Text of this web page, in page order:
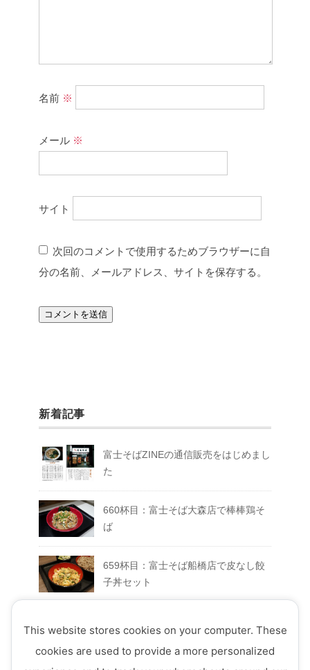
名前 ※
メール ※
サイト
次回のコメントで使用するためブラウザーに自
分の名前、メールアドレス、サイトを保存する。
新着記事
富士そばZINEの通信販売をはじめまし
た
660杯目：富士そば大森店で棒棒鶏そ
ば
659杯目：富士そば船橋店で皮なし餃
子丼セット
店でFUJIYAMAセット
This website stores cookies on your computer. These
cookies are used to provide a more personalized